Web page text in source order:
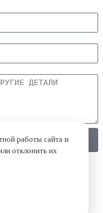
работы сайта и
отклонить их